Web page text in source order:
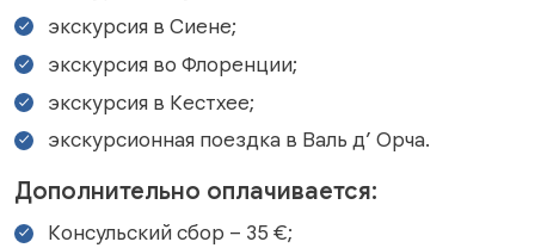
экскурсия в Сиене;
экскурсия во Флоренции;
экскурсия в Кестхее;
экскурсионная поездка в Валь д’ Орча.
Дополнительно оплачивается:
Консульский сбор – 35 €;